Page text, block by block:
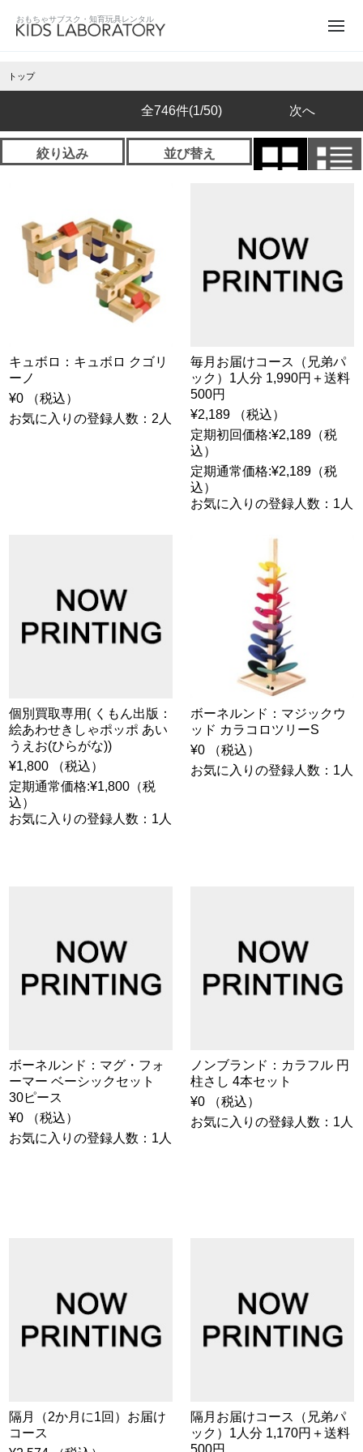
トップ
全746件(1/50) 次へ
絞り込み 並び替え
キュボロ：キュボロ クゴリ
ーノ
¥0 （税込）
お気に入りの登録人数：2人
毎月お届けコース（兄弟パ
ック）1人分 1,990円＋送料
500円
¥2,189 （税込）
定期初回価格:¥2,189（税
込）
定期通常価格:¥2,189（税
込）
お気に入りの登録人数：1人
個別買取専用( くもん出版：
絵あわせきしゃポッポ あい
うえお(ひらがな))
¥1,800 （税込）
定期通常価格:¥1,800（税
込）
お気に入りの登録人数：1人
ボーネルンド：マジックウ
ッド カラコロツリーS
¥0 （税込）
お気に入りの登録人数：1人
ボーネルンド：マグ・フォ
ーマー ベーシックセット
30ピース
¥0 （税込）
お気に入りの登録人数：1人
ノンブランド：カラフル 円
柱さし 4本セット
¥0 （税込）
お気に入りの登録人数：1人
隔月（2か月に1回）お届け
コース
隔月お届けコース（兄弟パ
ック）1人分 1,170円＋送料